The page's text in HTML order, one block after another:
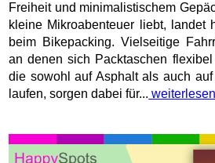
Freiheit und minimalistischem
kleine Mikroabenteuer liebt, landet
beim Bikepacking. Vielseitige
an denen sich Packtaschen
die sowohl auf Asphalt als auch
laufen, sorgen dabei für... weiterlesen